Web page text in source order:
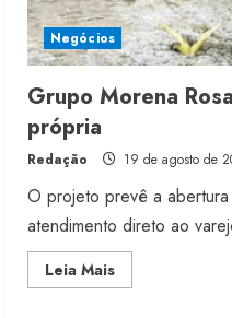
Negócios
Grupo Morena
própria
Redação 19 de agosto de
O projeto prevê a
atendimento direto ao
Leia MaisRead
more
2
Moda
6 de
Renata
Sou de
5 de